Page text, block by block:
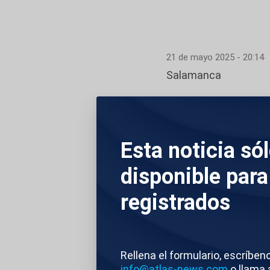
Esta noticia
disponible
registrados
Rellena el formulario,
21 de mayo 2025 - 20:14
Salamanca
presencia de
viable en todos
climático de 2021
uranio. Pero hay
Hay una empresa
uranio en esa